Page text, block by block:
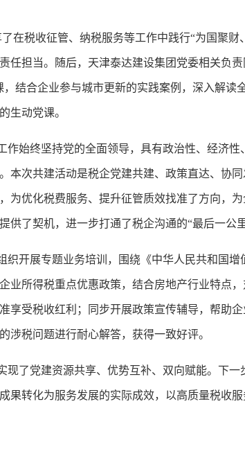
税收征管、纳税服务等工作中践行“为国聚财
任担当。随后，天津泰达建设集团党委相关负
结合企业参与城市更新的实践案例，深入解读
生动党课。
始终坚持党的全面领导，具有政治性、经济性
本次共建活动是税企党建共建、政策直达、协
为优化税费服务、提升征管质效找准了方向，
了契机，进一步打通了税企沟通的“最后一公里
开展专题业务培训，围绕《中华人民共和国增
业所得税重点优惠政策，结合房地产行业特点
享受税收红利；同步开展政策宣传辅导，帮助
涉税问题进行耐心解答，获得一致好评。
了党建资源共享、优势互补、双向赋能。下一
果转化为服务发展的实际成效，以高质量税收